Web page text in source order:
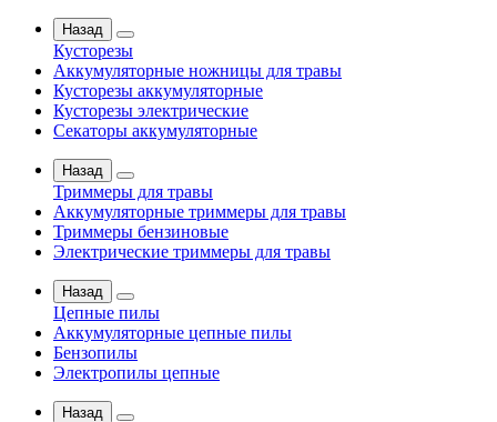
Назад
Кусторезы
Аккумуляторные ножницы для травы
Кусторезы аккумуляторные
Кусторезы электрические
Секаторы аккумуляторные
Назад
Триммеры для травы
Аккумуляторные триммеры для травы
Триммеры бензиновые
Электрические триммеры для травы
Назад
Цепные пилы
Аккумуляторные цепные пилы
Бензопилы
Электропилы цепные
Назад